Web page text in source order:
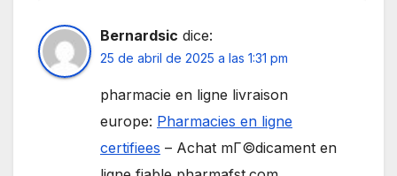
Bernardsic dice:
25 de abril de 2025 a las 1:31 pm
pharmacie en ligne livraison
europe: Pharmacies en ligne
certifiees – Achat mГ©dicament en